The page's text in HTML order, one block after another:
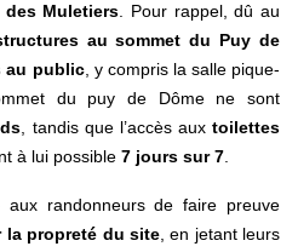
des Muletiers . Pour rappel, dû au
au sommet du Puy de
au public, y compris la salle pique-
du puy de Dôme ne sont
, tandis que l’accès aux toilettes
à lui possible 7 jours sur 7
randonneurs de faire preuve
la propreté du site, en jetant leurs